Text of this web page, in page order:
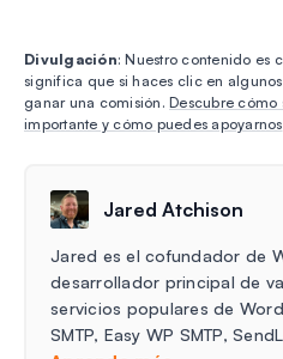
Divulgación: Nuestro contenido es
significa que si haces clic en
ganar una comisión. Descubre cómo
importante y cómo puedes apoyarnos
Jared Atchison
Jared es el cofundador de
desarrollador principal de
servicios populares de
SMTP, Easy WP SMTP,